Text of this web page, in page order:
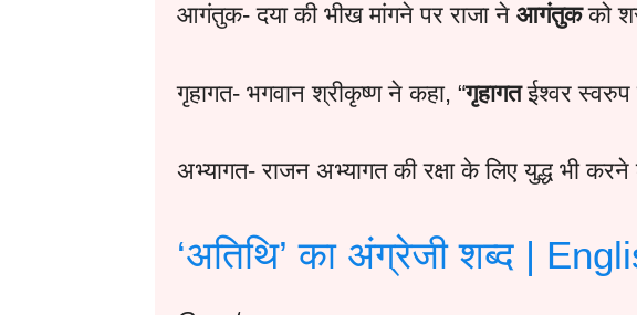
आगंतुक- दया की भीख मांगने पर राजा ने आगंतुकको
गृहागत- भगवान श्रीकृष्ण ने कहा, “गृहागतईश्वर स्वरुप
अभ्यागत- राजन अभ्यागत की रक्षा के लिए युद्ध भी
‘अतिथि’ का अंग्रेजी शब्द |